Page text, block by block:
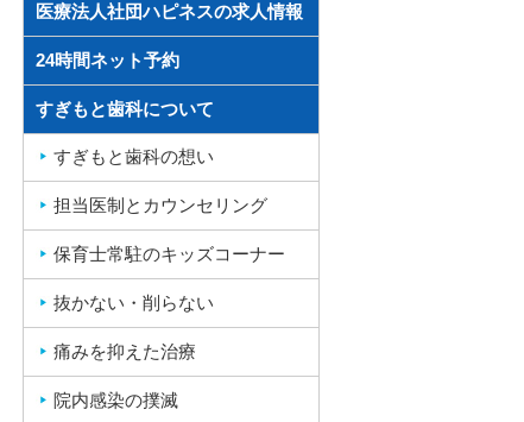
医療法人社団ハピネスの求人情報
24時間ネット予約
すぎもと歯科について
すぎもと歯科の想い
担当医制とカウンセリング
保育士常駐のキッズコーナー
抜かない・削らない
痛みを抑えた治療
院内感染の撲滅